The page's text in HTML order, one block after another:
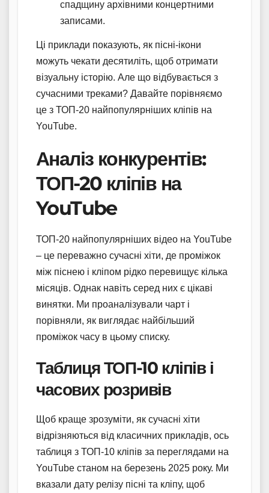
спадщину архівними концертними
записами.
Ці приклади показують, як пісні-ікони
можуть чекати десятиліть, щоб отримати
візуальну історію. Але що відбувається з
сучасними треками? Давайте порівняємо
це з ТОП-20 найпопулярніших кліпів на
YouTube.
Аналіз конкурентів:
ТОП-20 кліпів на
YouTube
ТОП-20 найпопулярніших відео на YouTube
– це переважно сучасні хіти, де проміжок
між піснею і кліпом рідко перевищує кілька
місяців. Однак навіть серед них є цікаві
винятки. Ми проаналізували чарт і
порівняли, як виглядає найбільший
проміжок часу в цьому списку.
Таблиця ТОП-10 кліпів і
часових розривів
Щоб краще зрозуміти, як сучасні хіти
відрізняються від класичних прикладів, ось
таблиця з ТОП-10 кліпів за переглядами на
YouTube станом на березень 2025 року. Ми
вказали дату релізу пісні та кліпу, щоб